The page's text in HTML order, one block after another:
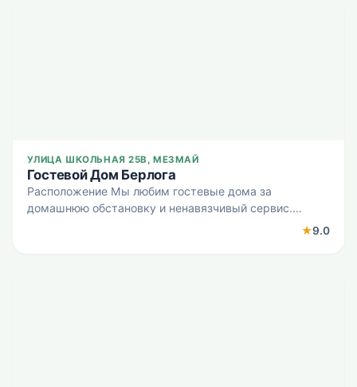
УЛИЦА ШКОЛЬНАЯ 25В, МЕЗМАЙ
Гостевой Дом Берлога
Расположение Мы любим гостевые дома за
домашнюю обстановку и ненавязчивый сервис.
Гостевой дом «Гостевой Дом Берлога» находится в
★9.0